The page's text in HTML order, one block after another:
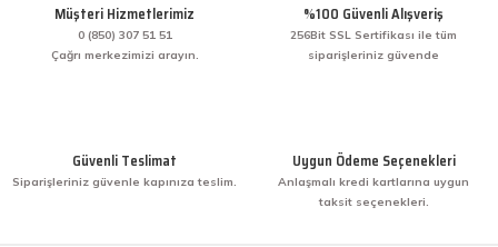
veriş yaptım. İşine sahip çıkmak ve işini hakkıyla
yapmak diye buna derim. harikasınız. paketleme,
hızlı teslimat ve güvenirlik ne derseniz var.
veriş yaptım. İşine sahip çıkmak ve işini hakkıyla
hızlı teslimat ve güvenirlik ne derseniz var.
Müşteri Hizmetlerimiz
0 (850) 307 51 51
Çağrı merkezimizi arayın.
%100 Güvenli Alışveriş
256Bit SSL Sertifikası ile tüm
siparişleriniz güvende
Güvenli Teslimat
Siparişleriniz güvenle kapınıza teslim.
Uygun Ödeme Seçenekleri
Anlaşmalı kredi kartlarına uygun
taksit seçenekleri.